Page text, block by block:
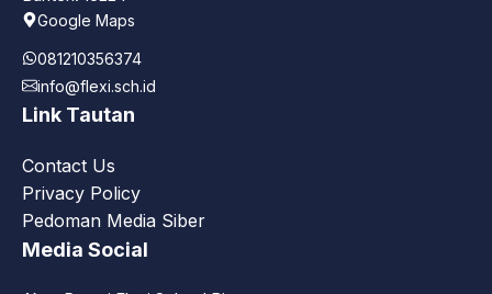
Google Maps
081210356374
info@flexi.sch.id
Link Tautan
Contact Us
Privacy Policy
Pedoman Media Siber
Media Social